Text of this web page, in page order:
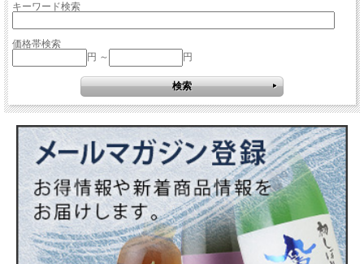
キーワード検索
価格帯検索
円 ～
円